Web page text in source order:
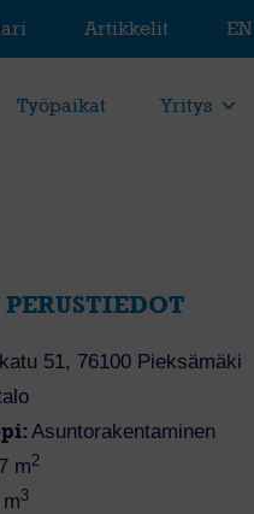
Artikkelit EN
Työpaikat Yritys
51, 76100 Pieksämäki
Asuntorakentaminen
m2
3